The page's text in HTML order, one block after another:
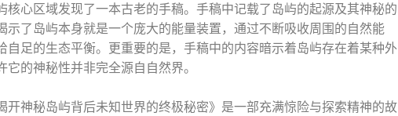
核心区域发现了一本古老的手稿。手稿中记载了岛屿的起源及其神秘的
示了岛屿本身就是一个庞大的能量装置，通过不断吸收周围的自然能
自足的生态平衡。更重要的是，手稿中的内容暗示着岛屿存在着某种外
它的神秘性并非完全源自自然界。
开神秘岛屿背后未知世界的终极秘密》是一部充满惊险与探索精神的故